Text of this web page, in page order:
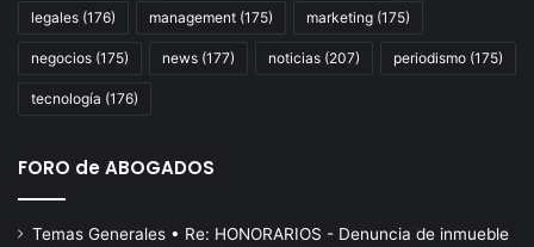
hoy
legales (176) management (175) marketing (175)
negocios (175) news (177) noticias (207) periodismo (175)
tecnología (176)
FORO de ABOGADOS
Temas Generales • Re: HONORARIOS - Denuncia de inmueble